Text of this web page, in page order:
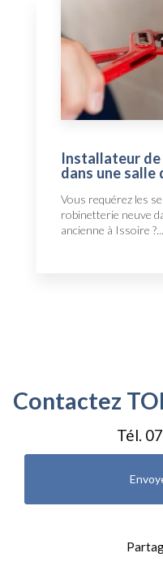
Installateur
dans une salle
Vous requérez les
robinetterie neuve
ancienne à Issoire ?...
Contactez
Tél.